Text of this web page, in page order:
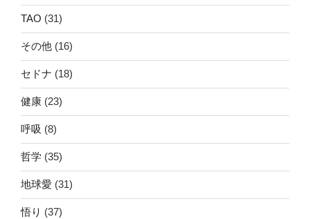
TAO (31)
その他 (16)
セドナ (18)
健康 (23)
呼吸 (8)
哲学 (35)
地球愛 (31)
悟り (37)